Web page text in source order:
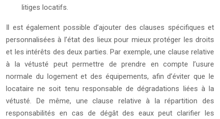
litiges locatifs.
Il est également possible d’ajouter des clauses spécifiques et
personnalisées à l’état des lieux pour mieux protéger les droits
et les intérêts des deux parties. Par exemple, une clause relative
à la vétusté peut permettre de prendre en compte l’usure
normale du logement et des équipements, afin d’éviter que le
locataire ne soit tenu responsable de dégradations liées à la
vétusté. De même, une clause relative à la répartition des
responsabilités en cas de dégât des eaux peut clarifier les